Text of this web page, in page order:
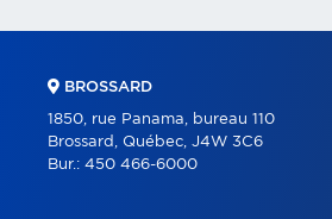
BROSSARD
1850, rue Panama, bureau 110
Brossard, Québec, J4W 3C6
Bur.: 450 466-6000